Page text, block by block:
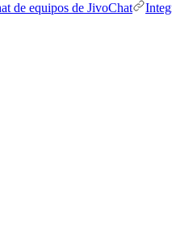
de equipos de JivoChat